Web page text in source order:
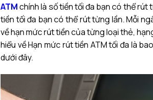
ATMchính là số tiền tối đa bạn có thể
tiền tối đa bạn có thể rút từng lần. Mỗi
về hạn mức rút tiền của từng loại thẻ,
hiểu về Hạn mức rút tiền ATM tối đa là
dưới đây.